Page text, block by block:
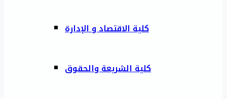
كلية الاقتصاد و الإدارة
كلية الشريعة والحقوق